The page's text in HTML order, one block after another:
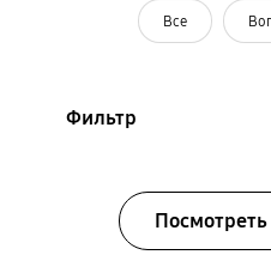
Все
Фильтр